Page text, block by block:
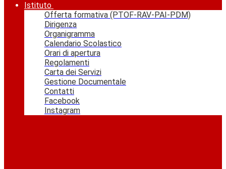
Istituto
Offerta formativa (PTOF-RAV-PAI-PDM)
Dirigenza
Organigramma
Calendario Scolastico
Orari di apertura
Regolamenti
Carta dei Servizi
Gestione Documentale
Contatti
Facebook
Instagram